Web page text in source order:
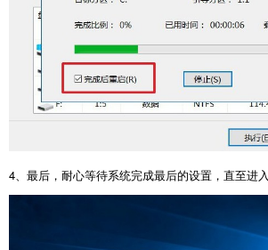
4 、最后，耐心等待系统完成最后的设置，直至进入